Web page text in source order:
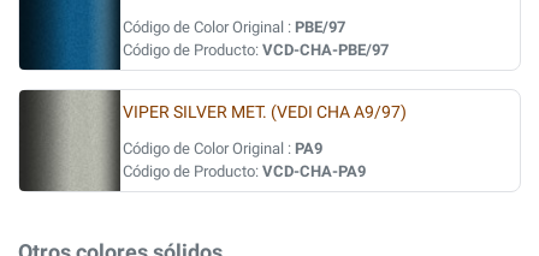
Código de Color Original : PBE/97
Código de Producto: VCD-CHA-PBE/97
VIPER SILVER MET. (VEDI CHA A9/97)
Código de Color Original : PA9
Código de Producto: VCD-CHA-PA9